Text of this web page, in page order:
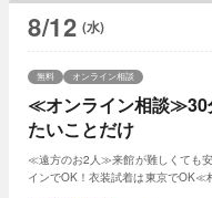
8/12 (水)
≪オンライン相談≫30
たいことだけ
無料 オンライン相談
≪遠方のお2人≫来館が難しくても
インでOK！衣装試着は東京でOK≪